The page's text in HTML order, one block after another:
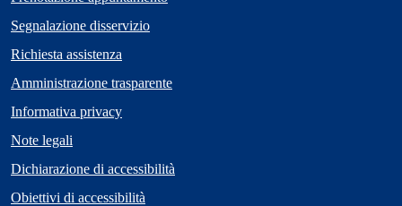
Segnalazione disservizio
Richiesta assistenza
Amministrazione trasparente
Informativa privacy
Note legali
Dichiarazione di accessibilità
Obiettivi di accessibilità